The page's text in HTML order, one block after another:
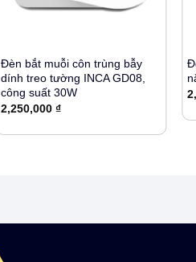
Đèn bắt muỗi côn trùng bẫy
dính treo tường INCA GD08,
công suất 30W
2,250,000 ₫